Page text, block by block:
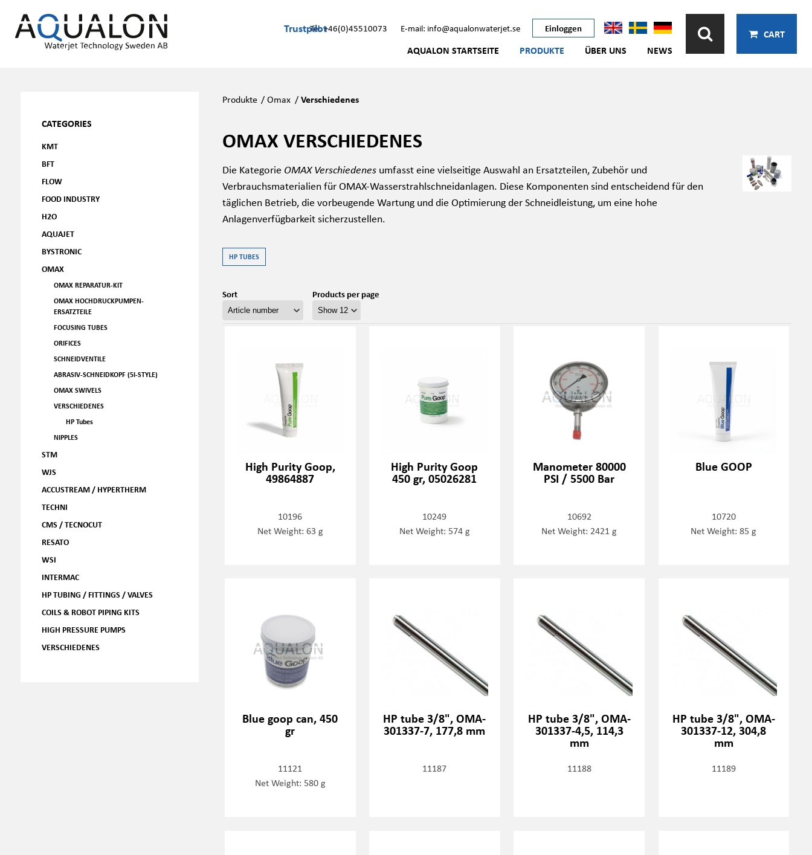
TrustpilotTel: +46(0)45510073 E-mail: info@aqualonwaterjet.se Einloggen
AQUALON STARTSEITE PRODUKTE ÜBER UNS NEWS
CART
CATEGORIES
KMT
BFT
FLOW
FOOD INDUSTRY
H2O
AQUAJET
BYSTRONIC
OMAX
OMAX REPARATUR-KIT
OMAX HOCHDRUCKPUMPEN-
ERSATZTEILE
FOCUSING TUBES
ORIFICES
SCHNEIDVENTILE
ABRASIV-SCHNEIDKOPF (5I-STYLE)
OMAX SWIVELS
VERSCHIEDENES
HP Tubes
NIPPLES
STM
WJS
ACCUSTREAM / HYPERTHERM
TECHNI
CMS / TECNOCUT
RESATO
WSI
INTERMAC
HP TUBING / FITTINGS / VALVES
COILS & ROBOT PIPING KITS
HIGH PRESSURE PUMPS
VERSCHIEDENES
Produkte /Omax /Verschiedenes
OMAX VERSCHIEDENES
Die Kategorie OMAX Verschiedenesumfasst eine vielseitige Auswahl an Ersatzteilen, Zubehör und
Verbrauchsmaterialien für OMAX-Wasserstrahlschneidanlagen. Diese Komponenten sind entscheidend für den
täglichen Betrieb, die vorbeugende Wartung und die Optimierung der Schneidleistung, um eine hohe
Anlagenverfügbarkeit sicherzustellen.
HP TUBES
Sort Products per page
High Purity Goop,
49864887
10196
Net Weight: 63 g
High Purity Goop
450 gr, 05026281
10249
Net Weight: 574 g
Manometer 80000
PSI / 5500 Bar
10692
Net Weight: 2421 g
Blue GOOP
10720
Net Weight: 85 g
Blue goop can, 450
gr
11121
Net Weight: 580 g
HP tube 3/8", OMA-
301337-7, 177,8 mm
11187
HP tube 3/8", OMA-
301337-4,5, 114,3
mm
11188
HP tube 3/8", OMA-
301337-12, 304,8
mm
11189